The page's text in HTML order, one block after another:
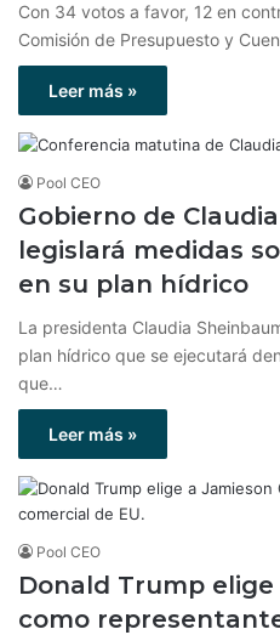
Con 34 votos a favor, 12 en
Comisión de Presupuesto y
Leer más »
Pool CEO
Gobierno de
legislará medidas
en su plan hídrico
La presidenta Claudia
plan hídrico que se ejecutará
que…
Leer más »
Pool CEO
Donald Trump
como